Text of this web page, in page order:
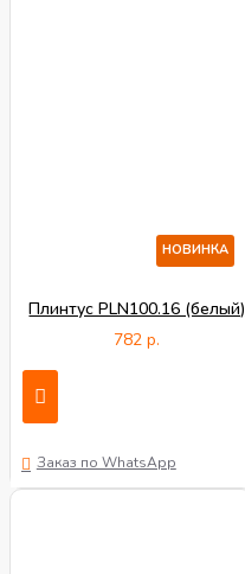
НОВИНКА
Плинтус PLN100.16 (белый)
782 р.
Заказ по WhatsApp